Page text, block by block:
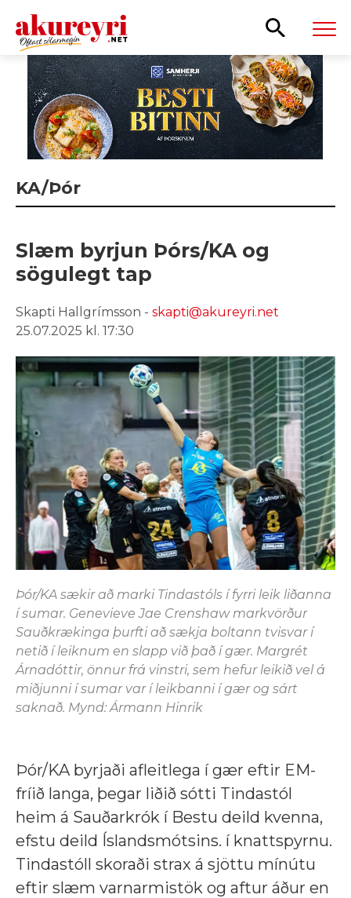
Leita
KA/Þór
Slæm byrjun Þórs/KA og
sögulegt tap
Skapti Hallgrímsson - skapti@akureyri.net
25.07.2025 kl. 17:30
Þór/KA sækir að marki Tindastóls í fyrri leik liðanna
í sumar. Genevieve Jae Crenshaw markvörður
Sauðkrækinga þurfti að sækja boltann tvisvar í
netið í leiknum en slapp við það í gær. Margrét
Árnadóttir, önnur frá vinstri, sem hefur leikið vel á
miðjunni í sumar var í leikbanni í gær og sárt
saknað. Mynd: Ármann Hinrik
Þór/KA byrjaði afleitlega í gær eftir EM-
fríið langa, þegar liðið sótti Tindastól
heim á Sauðarkrók í Bestu deild kvenna,
efstu deild Íslandsmótsins. í knattspyrnu.
Tindastóll skoraði strax á sjöttu mínútu
eftir slæm varnarmistök og aftur áður en